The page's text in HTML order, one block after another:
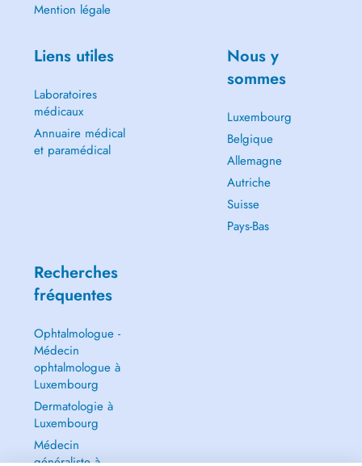
Mention légale
Liens utiles
Laboratoires
médicaux
Annuaire médical
et paramédical
Nous y
sommes
Luxembourg
Belgique
Allemagne
Autriche
Suisse
Pays-Bas
Recherches
fréquentes
Ophtalmologue -
Médecin
ophtalmologue à
Luxembourg
Dermatologie à
Luxembourg
Médecin
généraliste à